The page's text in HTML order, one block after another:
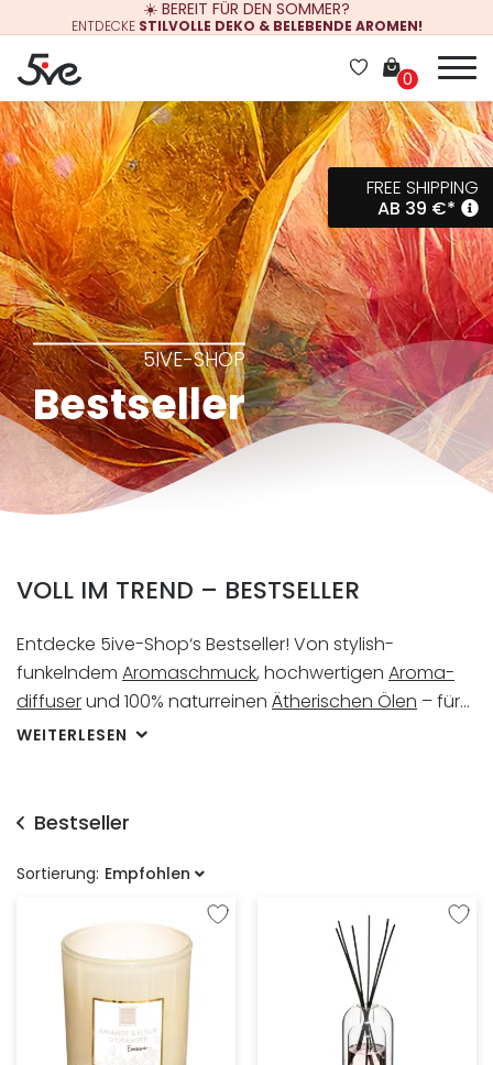
☀️ BEREIT FÜR DEN SOMMER?
ENTDECKE STILVOLLE DEKO & BELEBENDE AROMEN!
0
5IVE-SHOP
Bestseller
FREE SHIPPING
AB 39 €*
VOLL IM TREND – BESTSELLER
Entdecke 5ive-Shop‘s Bestseller! Von stylish-
funkelndem Aromaschmuck, hochwertigen Aroma-
diffuserund 100% naturreinen Ätherischen Ölen – für
Kraft und Lebensenergie in Sekundenschnelle – bis
Entdecke die
WEITERLESEN
Bestseller
Sortierung: Empfohlen
Zur Wunschliste hinzufügen Zur